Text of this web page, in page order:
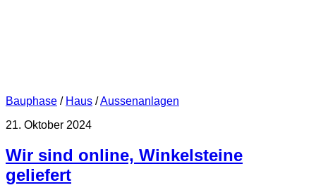
Bauphase / Haus /Aussenanlagen
21. Oktober 2024
Wir sind online, Winkelsteine
geliefert